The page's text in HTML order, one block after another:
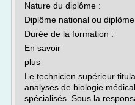
Nature du diplôme :
Diplôme national ou
Durée de la formation :
En savoir
plus
Le technicien supérieur
analyses de biologie
spécialisés. Sous la